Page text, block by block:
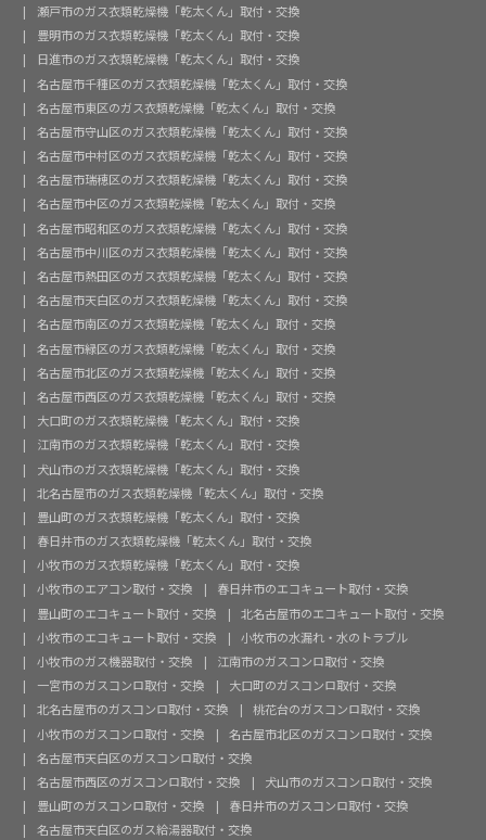
瀬戸市のガス衣類乾燥機「乾太くん」取付・交換
豊明市のガス衣類乾燥機「乾太くん」取付・交換
日進市のガス衣類乾燥機「乾太くん」取付・交換
名古屋市千種区のガス衣類乾燥機「乾太くん」取付・交換
名古屋市東区のガス衣類乾燥機「乾太くん」取付・交換
名古屋市守山区のガス衣類乾燥機「乾太くん」取付・交換
名古屋市中村区のガス衣類乾燥機「乾太くん」取付・交換
名古屋市瑞穂区のガス衣類乾燥機「乾太くん」取付・交換
名古屋市中区のガス衣類乾燥機「乾太くん」取付・交換
名古屋市昭和区のガス衣類乾燥機「乾太くん」取付・交換
名古屋市中川区のガス衣類乾燥機「乾太くん」取付・交換
名古屋市熱田区のガス衣類乾燥機「乾太くん」取付・交換
名古屋市天白区のガス衣類乾燥機「乾太くん」取付・交換
名古屋市南区のガス衣類乾燥機「乾太くん」取付・交換
名古屋市緑区のガス衣類乾燥機「乾太くん」取付・交換
名古屋市北区のガス衣類乾燥機「乾太くん」取付・交換
名古屋市西区のガス衣類乾燥機「乾太くん」取付・交換
大口町のガス衣類乾燥機「乾太くん」取付・交換
江南市のガス衣類乾燥機「乾太くん」取付・交換
犬山市のガス衣類乾燥機「乾太くん」取付・交換
北名古屋市のガス衣類乾燥機「乾太くん」取付・交換
豊山町のガス衣類乾燥機「乾太くん」取付・交換
春日井市のガス衣類乾燥機「乾太くん」取付・交換
小牧市のガス衣類乾燥機「乾太くん」取付・交換
小牧市のエアコン取付・交換
春日井市のエコキュート取付・交換
豊山町のエコキュート取付・交換
北名古屋市のエコキュート取付・交換
小牧市のエコキュート取付・交換
小牧市の水漏れ・水のトラブル
小牧市のガス機器取付・交換
江南市のガスコンロ取付・交換
一宮市のガスコンロ取付・交換
大口町のガスコンロ取付・交換
北名古屋市のガスコンロ取付・交換
桃花台のガスコンロ取付・交換
小牧市のガスコンロ取付・交換
名古屋市北区のガスコンロ取付・交換
名古屋市天白区のガスコンロ取付・交換
名古屋市西区のガスコンロ取付・交換
犬山市のガスコンロ取付・交換
豊山町のガスコンロ取付・交換
春日井市のガスコンロ取付・交換
名古屋市天白区のガス給湯器取付・交換